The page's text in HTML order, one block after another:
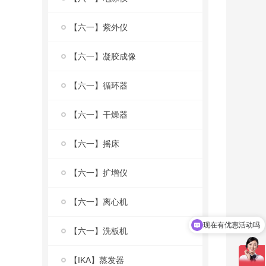
【六一】紫外仪
【六一】凝胶成像
【六一】循环器
【六一】干燥器
【六一】摇床
【六一】扩增仪
【六一】离心机
【六一】洗板机
【IKA】蒸发器
现在有优惠活动吗